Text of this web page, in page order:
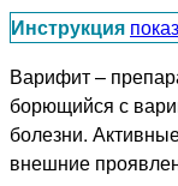
Инструкция
Варифит –
борющийся с
болезни.
внешние